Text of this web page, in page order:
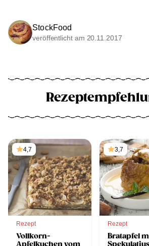
StockFood
veröffentlicht am 20.11.2017
4,7
Rezept
Vollkorn-
3,7
Rezept
Bratapfel